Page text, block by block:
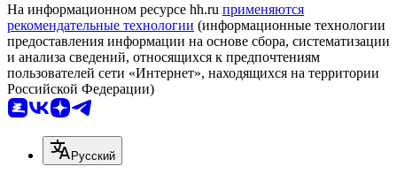
На информационном ресурсе hh.ru применяются
рекомендательные технологии (информационные технологии
предоставления информации на основе сбора, систематизации
и анализа сведений, относящихся к предпочтениям
пользователей сети «Интернет», находящихся на территории
Российской Федерации)
Русский